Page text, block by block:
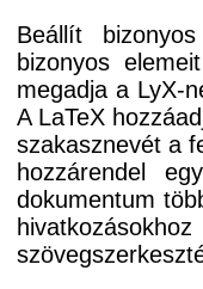
Beállít
bizonyos
megadja a LyX-
A LaTeX
szakasznevét a
hozzárendel
dokumentum